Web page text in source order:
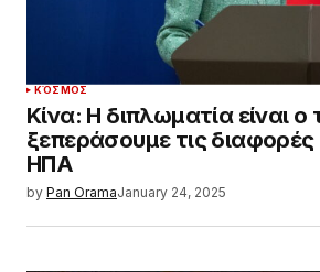
ΚΌΣΜΟΣ
Κίνα: Η διπλωματία είναι
ξεπεράσουμε τις διαφορές
ΗΠΑ
by Pan OramaJanuary 24, 2025